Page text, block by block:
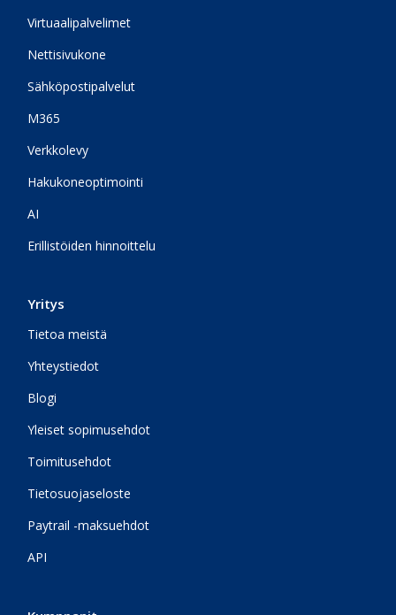
Virtuaalipalvelimet
Nettisivukone
Sähköpostipalvelut
M365
Verkkolevy
Hakukoneoptimointi
AI
Erillistöiden hinnoittelu
Yritys
Tietoa meistä
Yhteystiedot
Blogi
Yleiset sopimusehdot
Toimitusehdot
Tietosuojaseloste
Paytrail -maksuehdot
API